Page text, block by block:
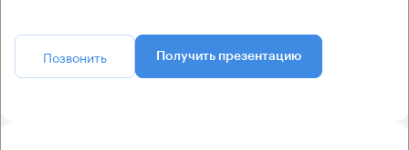
Позвонить Получить презентацию